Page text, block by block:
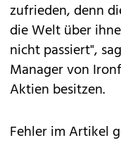
zufrieden, denn
die Welt über
nicht passiert",
Manager von
Aktien besitzen.
Fehler im Artikel